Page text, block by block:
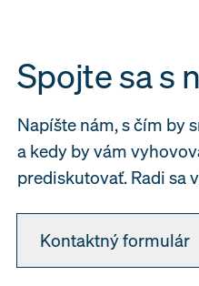
Spojte sa s
Napíšte nám, s čím by
a kedy by vám
prediskutovať. Radi sa
Kontaktný formulár